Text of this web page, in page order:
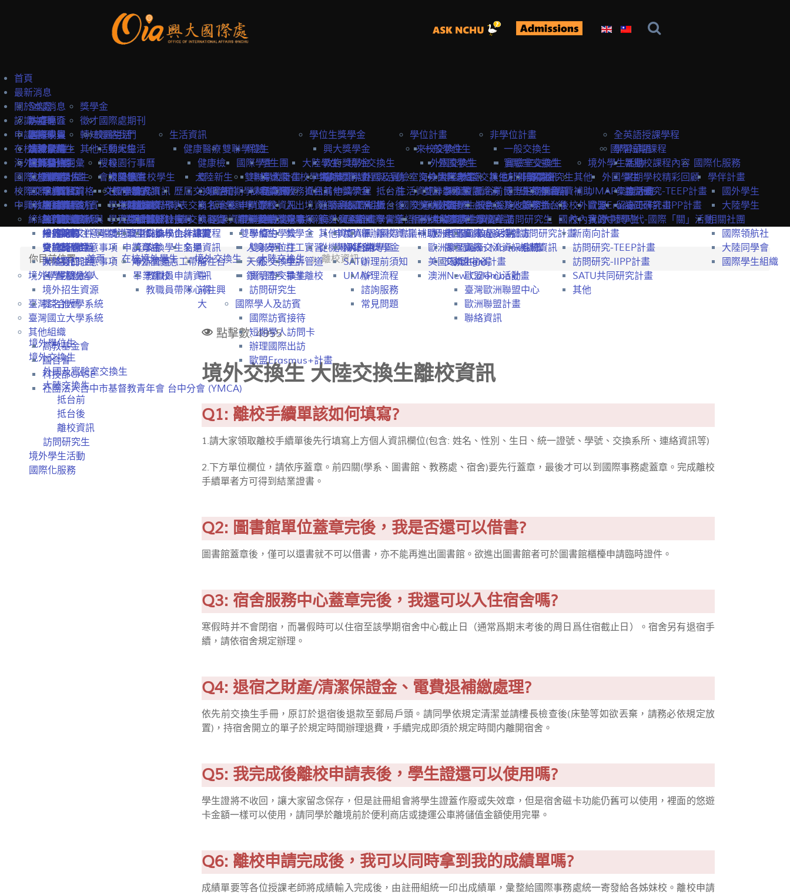
首頁
最新消息
全部消息
防疫專區
國際學生
本地學生
教職員
獎學金
徵才
轉知
其他
關於本處
本處簡介
本處成員
法規彙編
中英雙語詞彙
國際處期刊
聯絡我們
活動紀錄
搜尋
會議記錄
認識中興
選擇中興
認識台灣
認識台中
就學費用
學費
生活費
工作機會
校園生活
興大生活
校園行事曆
校園地圖
校內設施
學生活動
學習生活
學生住宿
生活資訊
健康醫療
健康檢
查
心理諮
商
就醫資
訊
保險
學生團
保
商業保
險
全民健
保
交通資訊
前往台
中
前往興
大
人身安全
天氣
銀行開戶
學位生獎學金
興大獎學金
政府獎學金
專案獎學金
其他獎學金
學位計畫
一般學位生
外國學生
大陸學生
雙聯學位生
外國學生
大陸學生
非學位計畫
一般交換生
實驗室交換生
訪問研究生
國際短期課程
全英語授課學程
學習華語
申請中興
境外學位生
身分別
國際學位生
國籍資格
申請流程
招生系所
申請文件
提名推薦
常見問題
經驗分享
大陸學生
申請資訊
課程資訊
常見問題
僑港澳生
申請資訊
雙聯學位生
國際學生
申請資訊
課程資訊
大陸學生
申請資訊
來校交換生
外國交換生
申請資訊
課程資訊
交換生心得
實驗室交換生
申請資訊
研究室資訊
交換生心得
大陸交換生
申請資訊
課程資訊
交換生心得
訪問研究生
訪問研究計畫
相關資訊
國際短期課程
暑期校課程內容
暑期學校精彩回顧
訪問研究-TEEP計畫
訪問研究-IIPP計畫
在校境外學生
境外學位生
外國新生
抵台前
抵台後
統一證號與
簽證
學習華語
外國在校學生
教務資訊
選課資訊
工作證
居留證
獎學金
申訴管道
畢業離校
大陸新生
抵台前
抵台後
選課資訊
大陸在校學生
教務資訊
入出境資訊
親屬探親
獎學金
打工實習
申訴管道
畢業離校
境外交換生
外國及實驗室交換生
抵台前
抵台後
學習華語
離校資訊
大陸交換生
抵台前
抵台後
離校資訊
訪問研究生
抵台前
抵台後
境外學生活動
外國學生
年度活動
留臺工作
大陸學生
國際化服務
學伴計畫
國外學生
大陸學生
相關社團
國際領航社
大陸同學會
國際學生組織
海外教育計畫
交換學生計畫
申請簡章
申請流程
熱門校統計
常見問題
交換獎學金
交換學校資訊
海外地區
大陸地區
歷屆交換資訊
交換名單
交換心得
雙聯學位計畫
申請流程
學校資訊
雙聯獎學金
海外短期課程與活動
申請流程
活動資訊
海外實習計畫
申請資訊
學海築夢獎學金
海外國際志工
計畫緣起
服務目標
申請資訊
歷史回顧
其他赴外獎學金
博士生獎學金
其他獎學金
其他
UMAP交換計畫
歐盟Erasmus+計畫
我的中興時代-國際「關」活動
國際訪賓與學人
國際訪賓
關於國際訪賓
接待原則
接待紀錄
國際學人
關於國際學人
交換教授計畫
歐盟Erasmus+計畫
短期學人訪問卡
申請流程
申請要點
抵台前
邀請函&工作證
簽證&居留證
其他資訊
從機場到台中
生活資訊
交通資訊
相關連結
校園資源
校內設施&服務
學習華語
校園活動
經費補助
校外資源
校內資源
校際交流合作
締結合約
締約注意事項
締約流程
合約範本
大陸簽約注意事項
各學院聯絡人
姊妹校一覽表
姊妹校搜尋
姊妹校合作總覽
雙聯學位
雙聯締約注意事項
雙聯締約學校
參與國際組織
EAIE
APAIE
NAFSA
SATU
UMAP
國際獎助計畫
國外
歐洲聯盟Erasmus+計畫
歐洲聯盟Jean Monnet計畫
美國Fulbright計畫
澳洲New Colombo計畫
國內
新南向計畫
訪問研究-TEEP計畫
訪問研究-IIPP計畫
SATU共同研究計畫
其他
臺灣綜合大學系統
臺灣國立大學系統
其他組織
高教基金會
國合會
科技部GASE
社團法人台中市基督教青年會 台中分會 (YMCA)
中興教職員
締結合約
一般締約注意事項
雙聯締約注意事項
聯絡窗口
境外學生招生
境外招生資源
提名推薦
海外教育計畫
交換學生計畫流程
交換學生名單
海外國際志工帶隊
教職員申請資訊
教職員帶隊心得
國際學生
學位生
雙聯學位生
一般交換生
實驗室交換生
訪問研究生
國際學人及訪賓
國際訪賓接待
短期學人訪問卡
辦理國際出訪
歐盟Erasmus+計畫
主辦國際會議
舉辦國際會議補助
入台證專區
辦理前須知
辦理流程
諮詢服務
常見問題
國際化資源
國際處多媒體
國際交流資訊系統
歐盟中心
歐盟中心活動
臺灣歐洲聯盟中心
歐洲聯盟計畫
聯絡資訊
你目前位置: 首頁 在校境外學生 境外交換生 大陸交換生 離校資訊
境外學位生
境外交換生
外國及實驗室交換生
大陸交換生
抵台前
抵台後
離校資訊
訪問研究生
境外學生活動
國際化服務
點擊數: 4955
境外交換生 大陸交換生離校資訊
Q1: 離校手續單該如何填寫?
1.請大家領取離校手續單後先行填寫上方個人資訊欄位(包含: 姓名、性別、生日、統一證號、學號、交換系所、連絡資訊等)
2.下方單位欄位，請依序蓋章。前四關(學系、圖書館、教務處、宿舍)要先行蓋章，最後才可以到國際事務處蓋章。完成離校
手續單者方可得到結業證書。
Q2: 圖書館單位蓋章完後，我是否還可以借書?
圖書館蓋章後，僅可以還書就不可以借書，亦不能再進出圖書館。欲進出圖書館者可於圖書館櫃檯申請臨時證件。
Q3: 宿舍服務中心蓋章完後，我還可以入住宿舍嗎?
寒假時并不會閉宿，而暑假時可以住宿至該學期宿舍中心截止日（通常爲期末考後的周日爲住宿截止日）。宿舍另有退宿手
續，請依宿舍規定辦理。
Q4: 退宿之財產/清潔保證金、電費退補繳處理?
依先前交換生手冊，原訂於退宿後退款至郵局戶頭。請同學依規定清潔並請樓長檢查後(床墊等如欲丟棄，請務必依規定放
置)，持宿舍開立的單子於規定時間辦理退費，手續完成即須於規定時間内離開宿舍。
Q5: 我完成後離校申請表後，學生證還可以使用嗎?
學生證將不收回，讓大家留念保存，但是註冊組會將學生證蓋作廢或失效章，但是宿舍磁卡功能仍舊可以使用，裡面的悠遊
卡金額一樣可以使用，請同學於離境前於便利商店或捷運公車將儲值金額使用完畢。
Q6: 離校申請完成後，我可以同時拿到我的成績單嗎?
成績單要等各位授課老師將成績輸入完成後，由註冊組統一印出成績單，彙整給國際事務處統一寄發給各姊妹校。離校申請